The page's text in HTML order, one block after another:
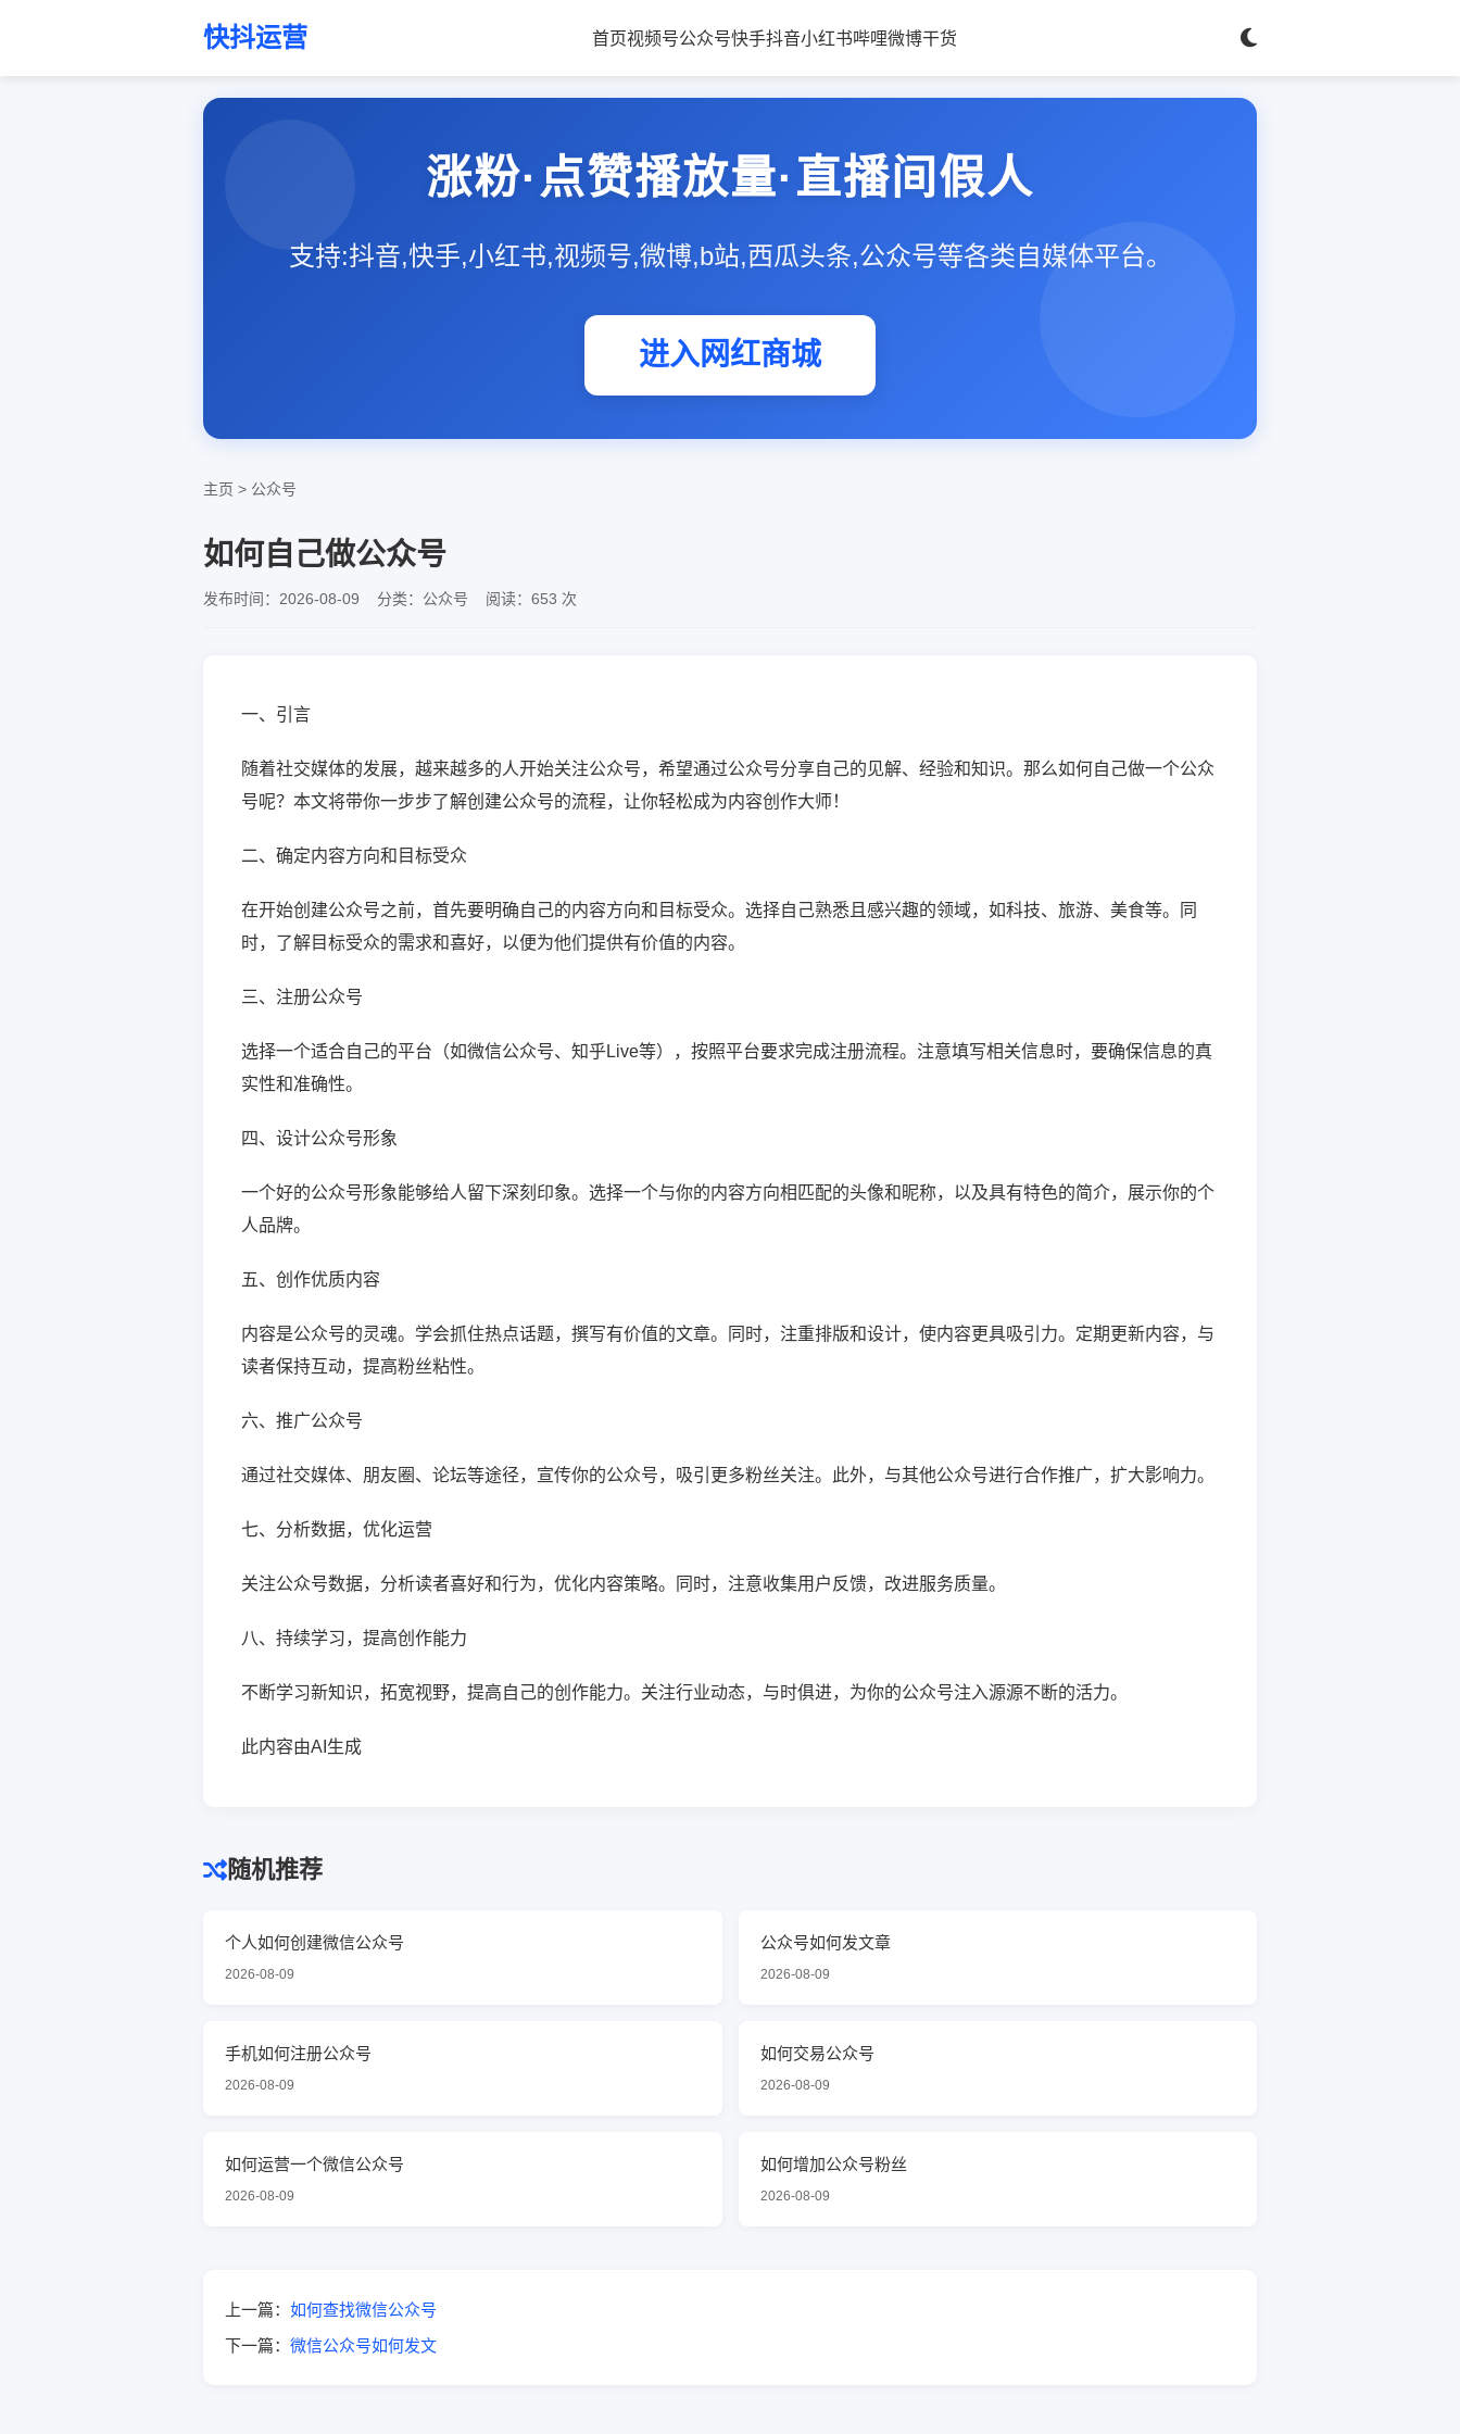
快抖运营 首页视频号公众号快手抖音小红书哔哩微博干货
涨粉·点赞播放量·直播间假人
支持:抖音,快手,小红书,视频号,微博,b站,西瓜头条,公众号等各类自媒体平台。
进入网红商城
主页 > 公众号
如何自己做公众号
发布时间：2026-08-09 分类：公众号 阅读：653 次
一、引言
随着社交媒体的发展，越来越多的人开始关注公众号，希望通过公众号分享自己的见解、经验和知识。那么如何自己做一个公众
号呢？本文将带你一步步了解创建公众号的流程，让你轻松成为内容创作大师！
二、确定内容方向和目标受众
在开始创建公众号之前，首先要明确自己的内容方向和目标受众。选择自己熟悉且感兴趣的领域，如科技、旅游、美食等。同
时，了解目标受众的需求和喜好，以便为他们提供有价值的内容。
三、注册公众号
选择一个适合自己的平台（如微信公众号、知乎Live等），按照平台要求完成注册流程。注意填写相关信息时，要确保信息的真
实性和准确性。
四、设计公众号形象
一个好的公众号形象能够给人留下深刻印象。选择一个与你的内容方向相匹配的头像和昵称，以及具有特色的简介，展示你的个
人品牌。
五、创作优质内容
内容是公众号的灵魂。学会抓住热点话题，撰写有价值的文章。同时，注重排版和设计，使内容更具吸引力。定期更新内容，与
读者保持互动，提高粉丝粘性。
六、推广公众号
通过社交媒体、朋友圈、论坛等途径，宣传你的公众号，吸引更多粉丝关注。此外，与其他公众号进行合作推广，扩大影响力。
七、分析数据，优化运营
关注公众号数据，分析读者喜好和行为，优化内容策略。同时，注意收集用户反馈，改进服务质量。
八、持续学习，提高创作能力
不断学习新知识，拓宽视野，提高自己的创作能力。关注行业动态，与时俱进，为你的公众号注入源源不断的活力。
此内容由AI生成
随机推荐
个人如何创建微信公众号
2026-08-09
公众号如何发文章
2026-08-09
手机如何注册公众号
2026-08-09
如何交易公众号
2026-08-09
如何运营一个微信公众号
2026-08-09
如何增加公众号粉丝
2026-08-09
上一篇： 如何查找微信公众号
下一篇： 微信公众号如何发文